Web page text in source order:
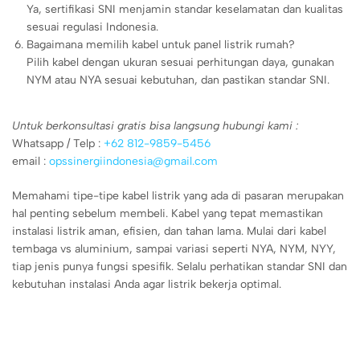
Ya, sertifikasi SNI menjamin standar keselamatan dan kualitas
sesuai regulasi Indonesia.
Bagaimana memilih kabel untuk panel listrik rumah?
Pilih kabel dengan ukuran sesuai perhitungan daya, gunakan
NYM atau NYA sesuai kebutuhan, dan pastikan standar SNI.
Untuk berkonsultasi gratis bisa langsung hubungi kami :
Whatsapp / Telp : +62 812-9859-5456
email : opssinergiindonesia@gmail.com
Memahami tipe-tipe kabel listrik yang ada di pasaran merupakan
hal penting sebelum membeli. Kabel yang tepat memastikan
instalasi listrik aman, efisien, dan tahan lama. Mulai dari kabel
tembaga vs aluminium, sampai variasi seperti NYA, NYM, NYY,
tiap jenis punya fungsi spesifik. Selalu perhatikan standar SNI dan
kebutuhan instalasi Anda agar listrik bekerja optimal.